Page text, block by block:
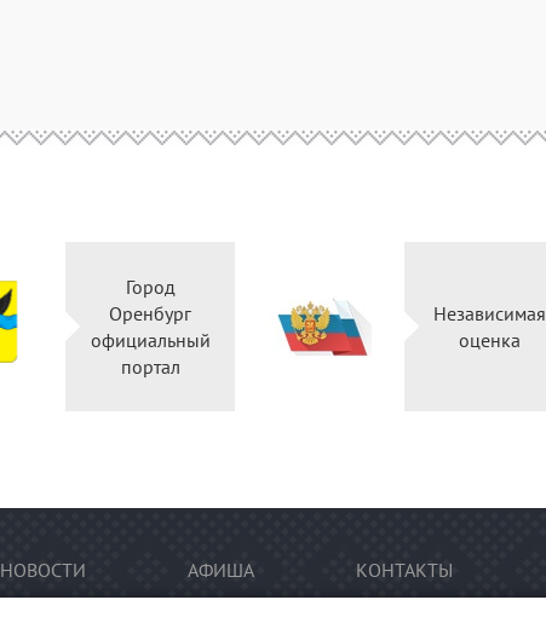
Город
Оренбург
официальный
портал
Независимая
оценка
НОВОСТИ АФИША КОНТАКТЫ